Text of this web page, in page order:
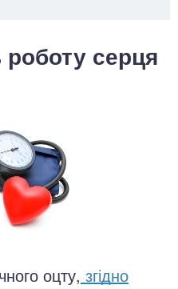
серця
оцту, згідно